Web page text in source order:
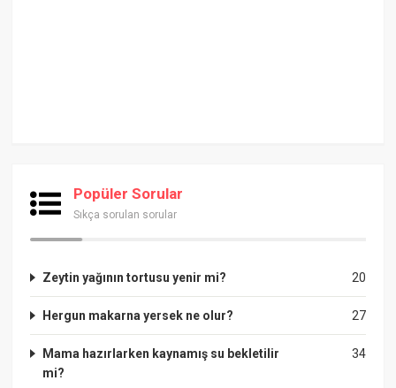
Popüler Sorular
Sıkça sorulan sorular
20
Zeytin yağının tortusu yenir mi?
27
Hergun makarna yersek ne olur?
34
Mama hazırlarken kaynamış su bekletilir
mi?